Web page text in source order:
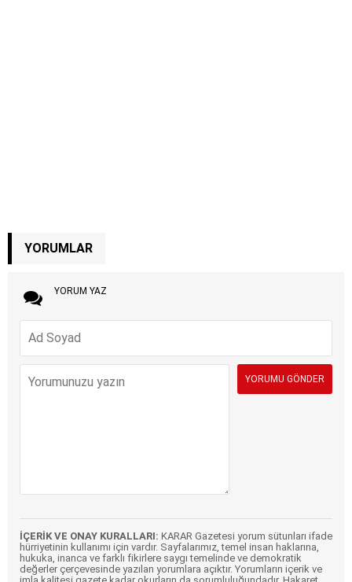
YORUMLAR
YORUM YAZ
İÇERİK VE ONAY KURALLARI: KARAR Gazetesi yorum sütunları ifade
hürriyetinin kullanımı için vardır. Sayfalarımız, temel insan haklarına,
hukuka, inanca ve farklı fikirlere saygı temelinde ve demokratik
değerler çerçevesinde yazılan yorumlara açıktır. Yorumların içerik ve